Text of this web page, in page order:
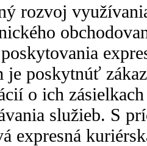
rozvoj
je poskytnúť
o ich
služieb. S
expresná